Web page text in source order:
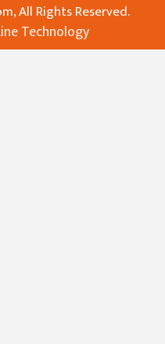
All Rights Reserved.
Technology